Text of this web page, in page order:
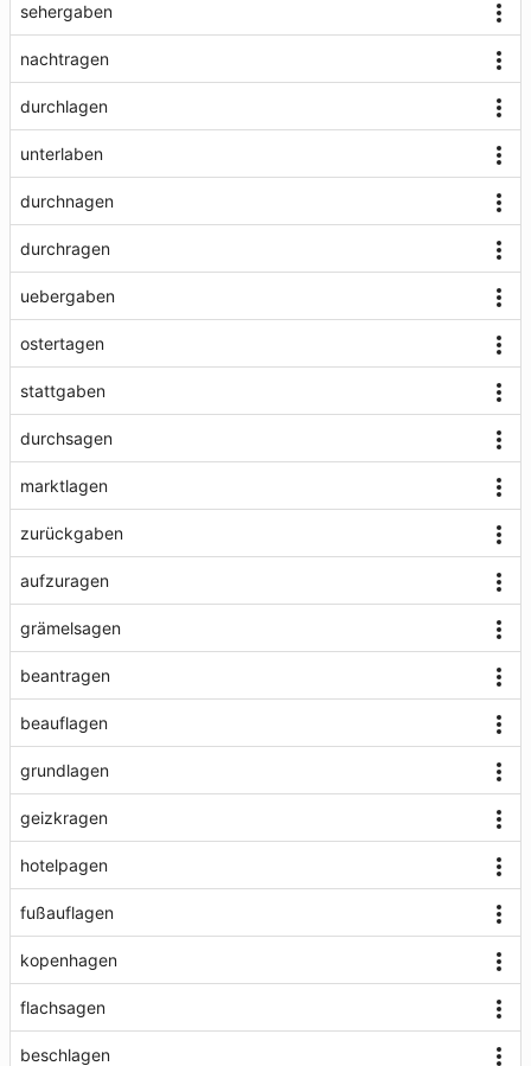
sehergaben
nachtragen
durchlagen
unterlaben
durchnagen
durchragen
uebergaben
ostertagen
stattgaben
durchsagen
marktlagen
zurückgaben
aufzuragen
grämelsagen
beantragen
beauflagen
grundlagen
geizkragen
hotelpagen
fußauflagen
kopenhagen
flachsagen
beschlagen